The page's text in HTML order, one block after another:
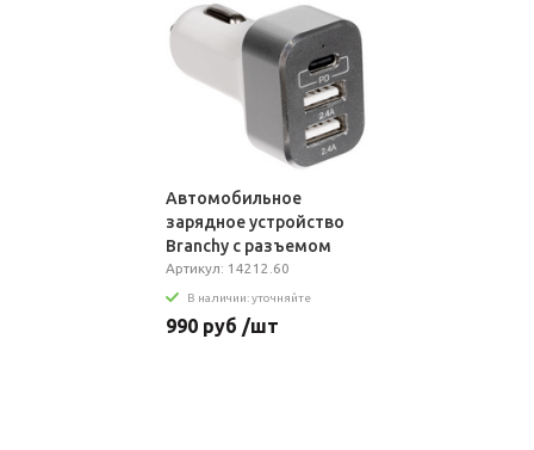
Автомобильное
зарядное устройство
Branchy с разъемом
Type-C, белое
Артикул: 14212.60
В наличии: уточняйте
990 руб /шт